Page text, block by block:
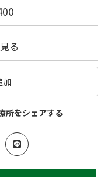
る
加
所をシェアする